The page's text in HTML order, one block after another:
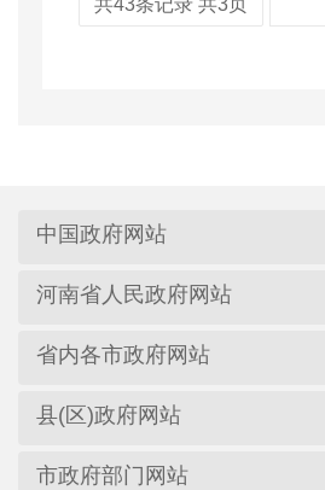
共43条记录 共3页
中国政府网站
河南省人民政府网站
省内各市政府网站
县(区)政府网站
市政府部门网站